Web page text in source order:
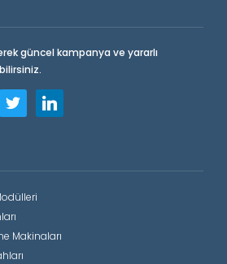
güncel kampanya ve yararlı
twitter linkedin
Makinaları